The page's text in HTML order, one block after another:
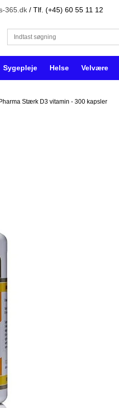
365.dk / Tlf. (+45) 60 55 11 12
Sygepleje Helse Velvære
Stærk D3 vitamin - 300 kapsler